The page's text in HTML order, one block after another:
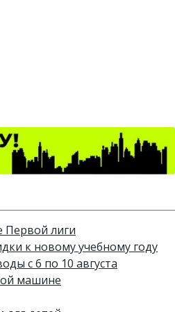
Первой лиги
к новому учебному году
с 6 по 10 августа
машине